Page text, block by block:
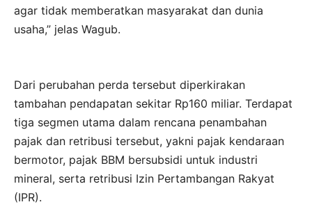
agar tidak memberatkan masyarakat dan dunia
usaha,” jelas Wagub.
Dari perubahan perda tersebut diperkirakan
tambahan pendapatan sekitar Rp160 miliar. Terdapat
tiga segmen utama dalam rencana penambahan
pajak dan retribusi tersebut, yakni pajak kendaraan
bermotor, pajak BBM bersubsidi untuk industri
mineral, serta retribusi Izin Pertambangan Rakyat
(IPR).